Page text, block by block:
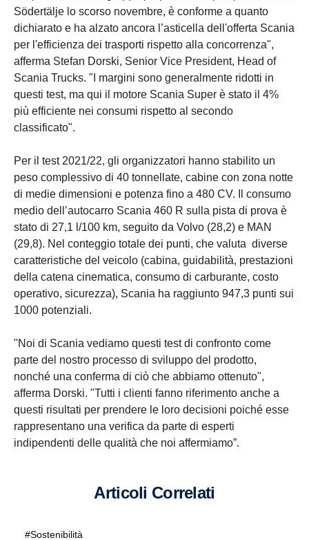
Södertälje lo scorso novembre, è conforme a quanto
dichiarato e ha alzato ancora l’asticella dell'offerta Scania
per l'efficienza dei trasporti rispetto alla concorrenza",
afferma Stefan Dorski, Senior Vice President, Head of
Scania Trucks. "I margini sono generalmente ridotti in
questi test, ma qui il motore Scania Super è stato il 4%
più efficiente nei consumi rispetto al secondo
classificato".
Per il test 2021/22, gli organizzatori hanno stabilito un
peso complessivo di 40 tonnellate, cabine con zona notte
di medie dimensioni e potenza fino a 480 CV. Il consumo
medio dell’autocarro Scania 460 R sulla pista di prova è
stato di 27,1 l/100 km, seguito da Volvo (28,2) e MAN
(29,8). Nel conteggio totale dei punti, che valuta diverse
caratteristiche del veicolo (cabina, guidabilità, prestazioni
della catena cinematica, consumo di carburante, costo
operativo, sicurezza), Scania ha raggiunto 947,3 punti sui
1000 potenziali.
"Noi di Scania vediamo questi test di confronto come
parte del nostro processo di sviluppo del prodotto,
nonché una conferma di ciò che abbiamo ottenuto",
afferma Dorski. "Tutti i clienti fanno riferimento anche a
questi risultati per prendere le loro decisioni poiché esse
rappresentano una verifica da parte di esperti
indipendenti delle qualità che noi affermiamo”.
Articoli Correlati
#Sostenibilità